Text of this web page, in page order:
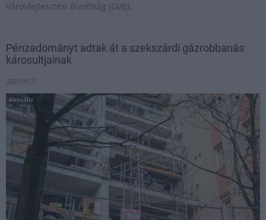
Városfejlesztési Bizottság (GVB).
Pénzadományt adtak át a szekszárdi gázrobbanás
károsultjainak
2020.01.21
Aktuális